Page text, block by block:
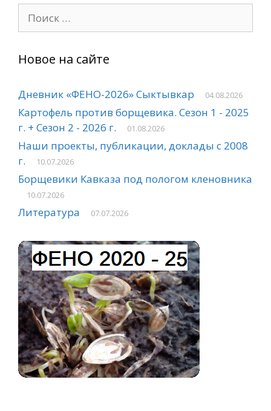
Новое на сайте
Дневник «ФЕНО-2026» Сыктывкар 04.08.2026
Картофель против борщевика. Сезон 1 - 2025
г. + Сезон 2 - 2026 г.
01.08.2026
Наши проекты, публикации, доклады с 2008
г.
10.07.2026
Борщевики Кавказа под пологом кленовника
10.07.2026
Литература 07.07.2026